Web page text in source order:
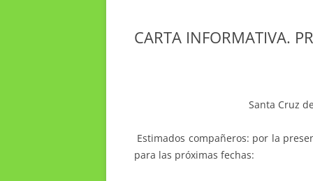
CARTA INFORMATIVA.
Santa Cruz
Estimados compañeros: por la
para las próximas fechas: